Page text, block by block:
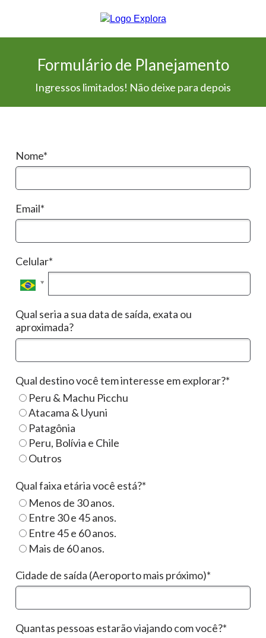
Formulário de Planejamento
Ingressos limitados! Não deixe para depois
Nome*
Email*
Celular*
Qual seria a sua data de saída, exata ou
aproximada?
Qual destino você tem interesse em explorar?*
Peru & Machu Picchu
Atacama & Uyuni
Patagônia
Peru, Bolívia e Chile
Outros
Qual faixa etária você está?*
Menos de 30 anos.
Entre 30 e 45 anos.
Entre 45 e 60 anos.
Mais de 60 anos.
Cidade de saída (Aeroporto mais próximo)*
Quantas pessoas estarão viajando com você?*